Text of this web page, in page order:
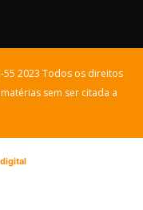
55 2023 Todos os direitos
sem ser citada a